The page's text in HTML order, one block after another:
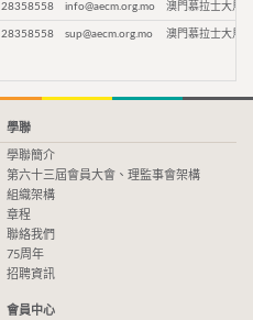
28358558 info@aecm.org.mo 澳門慕拉士大馬
28358558 sup@aecm.org.mo 澳門慕拉士大馬
學聯
學聯簡介
第六十三屆會員大會、理監事會架構
組織架構
章程
聯絡我們
75周年
招聘資訊
會員中心